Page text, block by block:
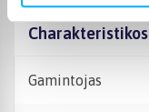
Charakteristikos
Gamintojas